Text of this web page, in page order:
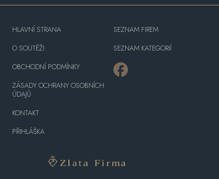
HLAVNÍ STRANA
O SOUTĚŽI
OBCHODNÍ PODMÍNKY
ZÁSADY OCHRANY OSOBNÍCH
ÚDAJŮ
KONTAKT
PŘIHLÁŠKA
SEZNAM FIREM
SEZNAM KATEGORIÍ